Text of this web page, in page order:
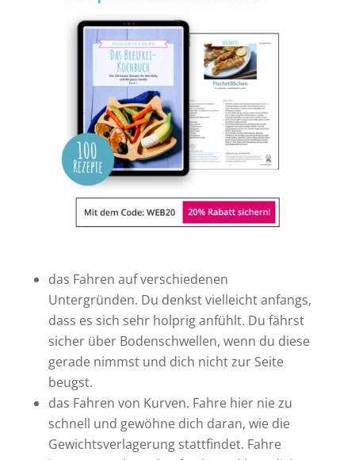
das Fahren auf verschiedenen
Untergründen. Du denkst vielleicht anfangs,
dass es sich sehr holprig anfühlt. Du fährst
sicher über Bodenschwellen, wenn du diese
gerade nimmst und dich nicht zur Seite
beugst.
das Fahren von Kurven. Fahre hier nie zu
schnell und gewöhne dich daran, wie die
Gewichtsverlagerung stattfindet. Fahre